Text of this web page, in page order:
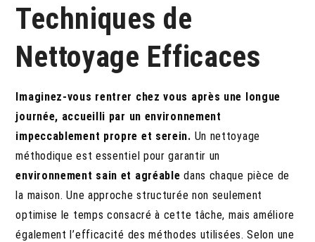
Techniques de
Nettoyage Efficaces
Imaginez-vous rentrer chez vous après une longue
journée, accueilli par un environnement
impeccablement propre et serein. Un nettoyage
méthodique est essentiel pour garantir un
environnement sain et agréable dans chaque pièce de
la maison. Une approche structurée non seulement
optimise le temps consacré à cette tâche, mais améliore
également l’efficacité des méthodes utilisées. Selon une